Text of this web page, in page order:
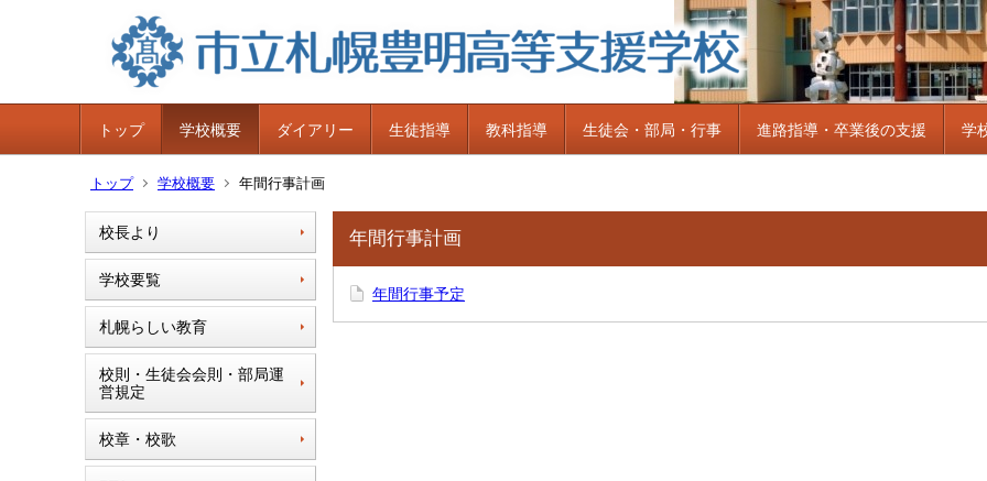
トップ 学校概要 ダイアリー 生徒指導 教科指導 生徒会・部局・行事 進路指導・卒業後の支援 学
トップ 学校概要 年間行事計画
校長より
学校要覧
札幌らしい教育
校則・生徒会会則・部局運
営規定
校章・校歌
年間行事計画
年間行事予定